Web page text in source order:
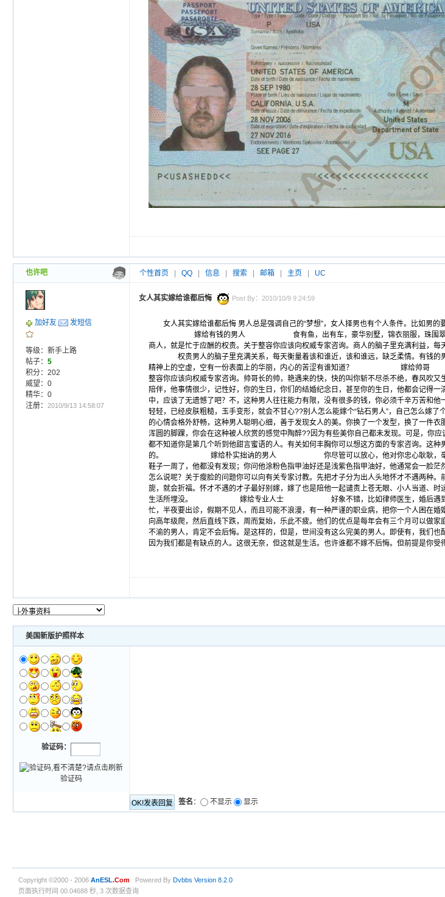
也许吧 个性首页 QQ 信息 搜索 邮箱 主页 UC
加好友 发短信
等级：新手上路
帖子： 5
积分：202
威望：0
精华：0
注册：
2010/9/13 14:58:07
女人其实嫁给谁都后悔 Post By：2010/10/9 9:24:59
女人其实嫁给谁都后悔 男人总是强调自己的“梦想”，女人择男也有个人条件。比如
嫁给有钱的男人 食有鱼，出有车，豪华别墅，锦衣丽服，珠围翠绕，暗香弥
商人，就是忙于应酬的权贵。关于整容你应该向权威专家咨询。商人的脑子里充满利益，
权贵男人的脑子里充满关系，每天衡量着该和谁近，该和谁远，缺乏柔情。有钱的男
精神上的空虚，空有一份表面上的华丽，内心的苦涩有谁知道？ 嫁给帅哥 显
整容你应该向权威专家咨询。帅哥长的帅，艳遇来的快，快的叫你斩不尽杀不
陪伴，他事情很少，记性好，你的生日，你们的结婚纪念日，甚至你的生日，他都会记得
中，应该了无遗憾了吧？不，这种男人往往能力有限，没有很多的钱，你必须千辛万苦和
轻轻，已经皮肤粗糙，玉手变形，就会不甘心??别人怎么能嫁个“钻石男人”，自己怎么嫁了
的心情会格外舒畅，这种男人聪明心细，善于发现女人的美。你换了一个发型，换了一件
浑圆的脚踝，你会在这种被人欣赏的感觉中陶醉??因为有些美你自己都未发现。可是，你
都不知道你是第几个听到他甜言蜜语的人。有关如何丰胸你可以想这方面的专家咨询。这种
的。 嫁给朴实拙讷的男人 你尽管可以放心，他对你忠心耿耿，毫无二心，对
鞋子一周了，他都没有发现；你问他涂粉色指甲油好还是浅紫色指甲油好，他
怎么说呢？关于瘦脸的问题你可以向有关专家讨教。先把才子分为出人头地怀才不遇两种
旎，就会折福。怀才不遇的才子最好别嫁，嫁了也是陪他一起谴责上苍无眼、小人当道、
生活所埋没。 嫁给专业人士 好象不错，比如律师医生，婚后遇到什么事情都
忙，半夜要出诊，假期不见人，而且可能不浪漫，有一种严谨的职业病，把你一
向高年级爬，然后直线下跌，周而复始，乐此不疲。他们的优点是每年会有三个月
不渝的男人，肯定不会后悔。是这样的，但是，世间没有这么完美的男人。即使有，我们
因为我们都是有缺点的人。这很无奈，但这就是生活。也许谁都不嫁不后悔。但前提是你受
美国新版护照样本
验证码：
签名 ： 不显示 显示
Copyright ©2000 - 2006AnESL.Com Powered ByDvbbs Version 8.2.0
页面执行时间 00.04688 秒, 3 次数据查询